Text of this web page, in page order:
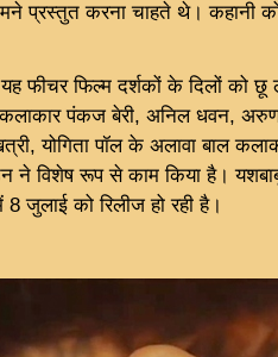
प्रस्तुत करना चाहते थे। कहानी
फीचर फिल्म दर्शकों के दिलों को
पंकज बेरी, अनिल धवन, अरुण
योगिता पॉल के अलावा बाल
ने विशेष रूप से काम किया है। यशबाबू
8 जुलाई को रिलीज हो रही है।